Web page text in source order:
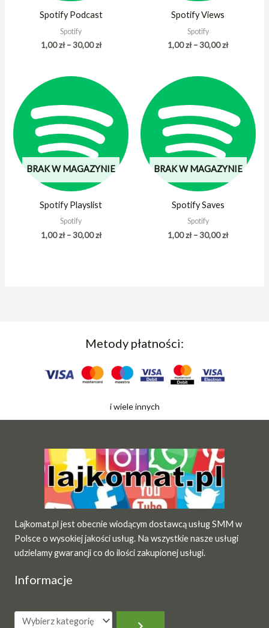
Spotify Podcast
Spotify
1,00zł – 30,00zł
Spotify Views
Spotify
1,00zł – 30,00zł
BRAK W MAGAZYNIE
Spotify Playslist
Spotify
1,00zł – 30,00zł
cen:
1,00 zł
30,00 zł
BRAK W MAGAZYNIE
Spotify Saves
Spotify
1,00zł – 30,00zł
cen:
1,00 zł
30,00 zł
Metody płatności:
i wiele innych
Lajkomat.pl jest obecnie wiodącym dostawcą usług SMM w
Polsce o wysokiej jakości usług. Na wszystkie nasze usługi
udzielamy gwarancji co do ilości zakupionej usługi.
Informacje
Wybierz